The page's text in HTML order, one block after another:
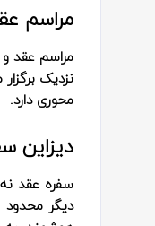
مراسم
مراسم عقد و
نزدیک
محوری دارد.
دیزاین
سفره عقد
دیگر